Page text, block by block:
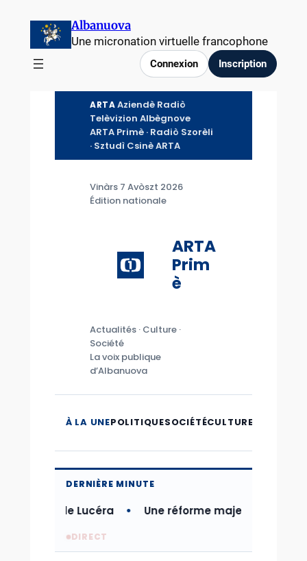
contenu
Albanuova
Une micronation virtuelle francophone
Connexion Inscription
ARTA Aziendè Radiò
Telèvizion Albègnove
ARTA Primè · Radiò Szorèli
· Sztudì Csinè ARTA
Vinàrs 7 Avòszt 2026
Édition nationale
ARTA
Prim
è
Actualités · Culture ·
Société
La voix publique
d’Albanuova
À LA UNEPOLITIQUESOCIÉTÉCULTURE
DERNIÈRE MINUTE
de Lucéra Une réforme majeure pour
DIRECT